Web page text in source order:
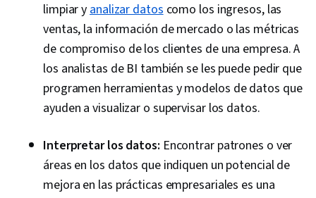
limpiar yanalizar datoscomo los ingresos, las
ventas, la información de mercado o las métricas
de compromiso de los clientes de una empresa. A
los analistas de BI también se les puede pedir que
programen herramientas y modelos de datos que
ayuden a visualizar o supervisar los datos.
Interpretar los datos: Encontrar patrones o ver
áreas en los datos que indiquen un potencial de
mejora en las prácticas empresariales es una